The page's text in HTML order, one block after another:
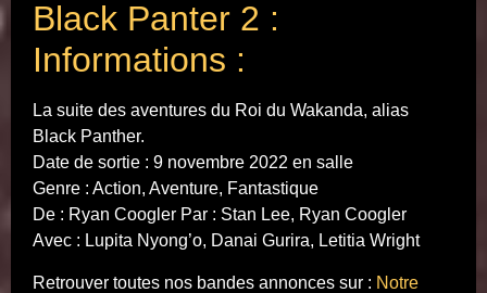
Black Panter 2 :
Informations :
La suite des aventures du Roi du Wakanda, alias
Black Panther.
Date de sortie : 9 novembre 2022 en salle
Genre : Action, Aventure, Fantastique
De : Ryan Coogler Par : Stan Lee, Ryan Coogler
Avec : Lupita Nyong’o, Danai Gurira, Letitia Wright
Retrouver toutes nos bandes annonces sur : Notre